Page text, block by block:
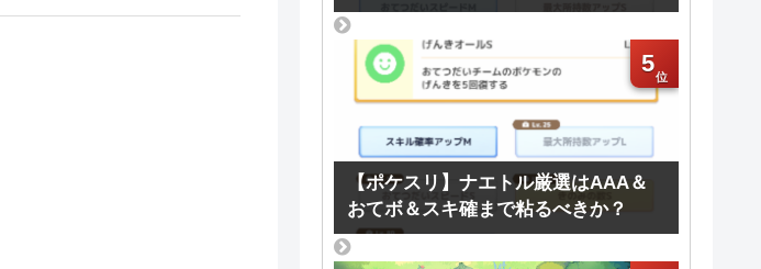
5
【ポケスリ】ナエトル厳選はAAA＆
おてボ＆スキ確まで粘るべきか？